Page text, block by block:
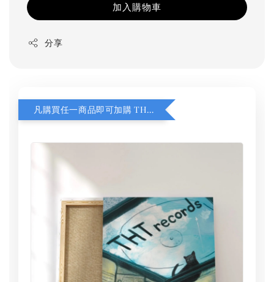
加入購物車
分享
凡購買任一商品即可加購 THT 九週年 同一片天空 無框畫 30 x 30 cm 附掛勾 (黑膠封面大小）